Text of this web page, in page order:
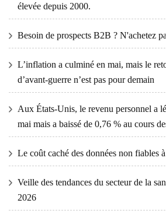
élevée depuis 2000.
Besoin de prospects B2B ? N'achetez
L’inflation a culminé en mai, mais le
d’avant-guerre n’est pas pour demain
Aux États-Unis, le revenu personnel a
mai mais a baissé de 0,76 % au cours
Le coût caché des données non fiables
Veille des tendances du secteur de la
2026